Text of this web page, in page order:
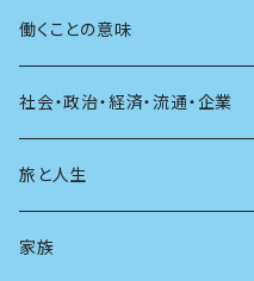
自伝・伝記
ファッション
建築
スポーツ
AIと社会
マガジン
その他
アニメ
日本の芸能
海外絵本
童話
その他
その他
カウンセリング
人間関係
健康
料理
育児
日常生活
学ぶ楽しみ
働くことの意味
仕事のヒント
社会・政治・経済・流通・企業
過去
現在
旅と人生
旅
家族